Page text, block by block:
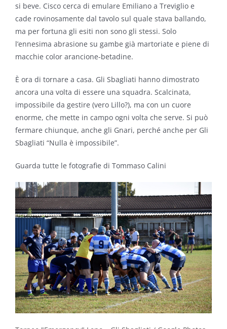
si beve. Cisco cerca di emulare Emiliano a Treviglio e
cade rovinosamente dal tavolo sul quale stava ballando,
ma per fortuna gli esiti non sono gli stessi. Solo
l’ennesima abrasione su gambe già martoriate e piene di
macchie color arancione-betadine.
È ora di tornare a casa. Gli Sbagliati hanno dimostrato
ancora una volta di essere una squadra. Scalcinata,
impossibile da gestire (vero Lillo?), ma con un cuore
enorme, che mette in campo ogni volta che serve. Si può
fermare chiunque, anche gli Gnari, perché anche per Gli
Sbagliati “Nulla è impossibile”.
Guarda tutte le fotografie di Tommaso Calini